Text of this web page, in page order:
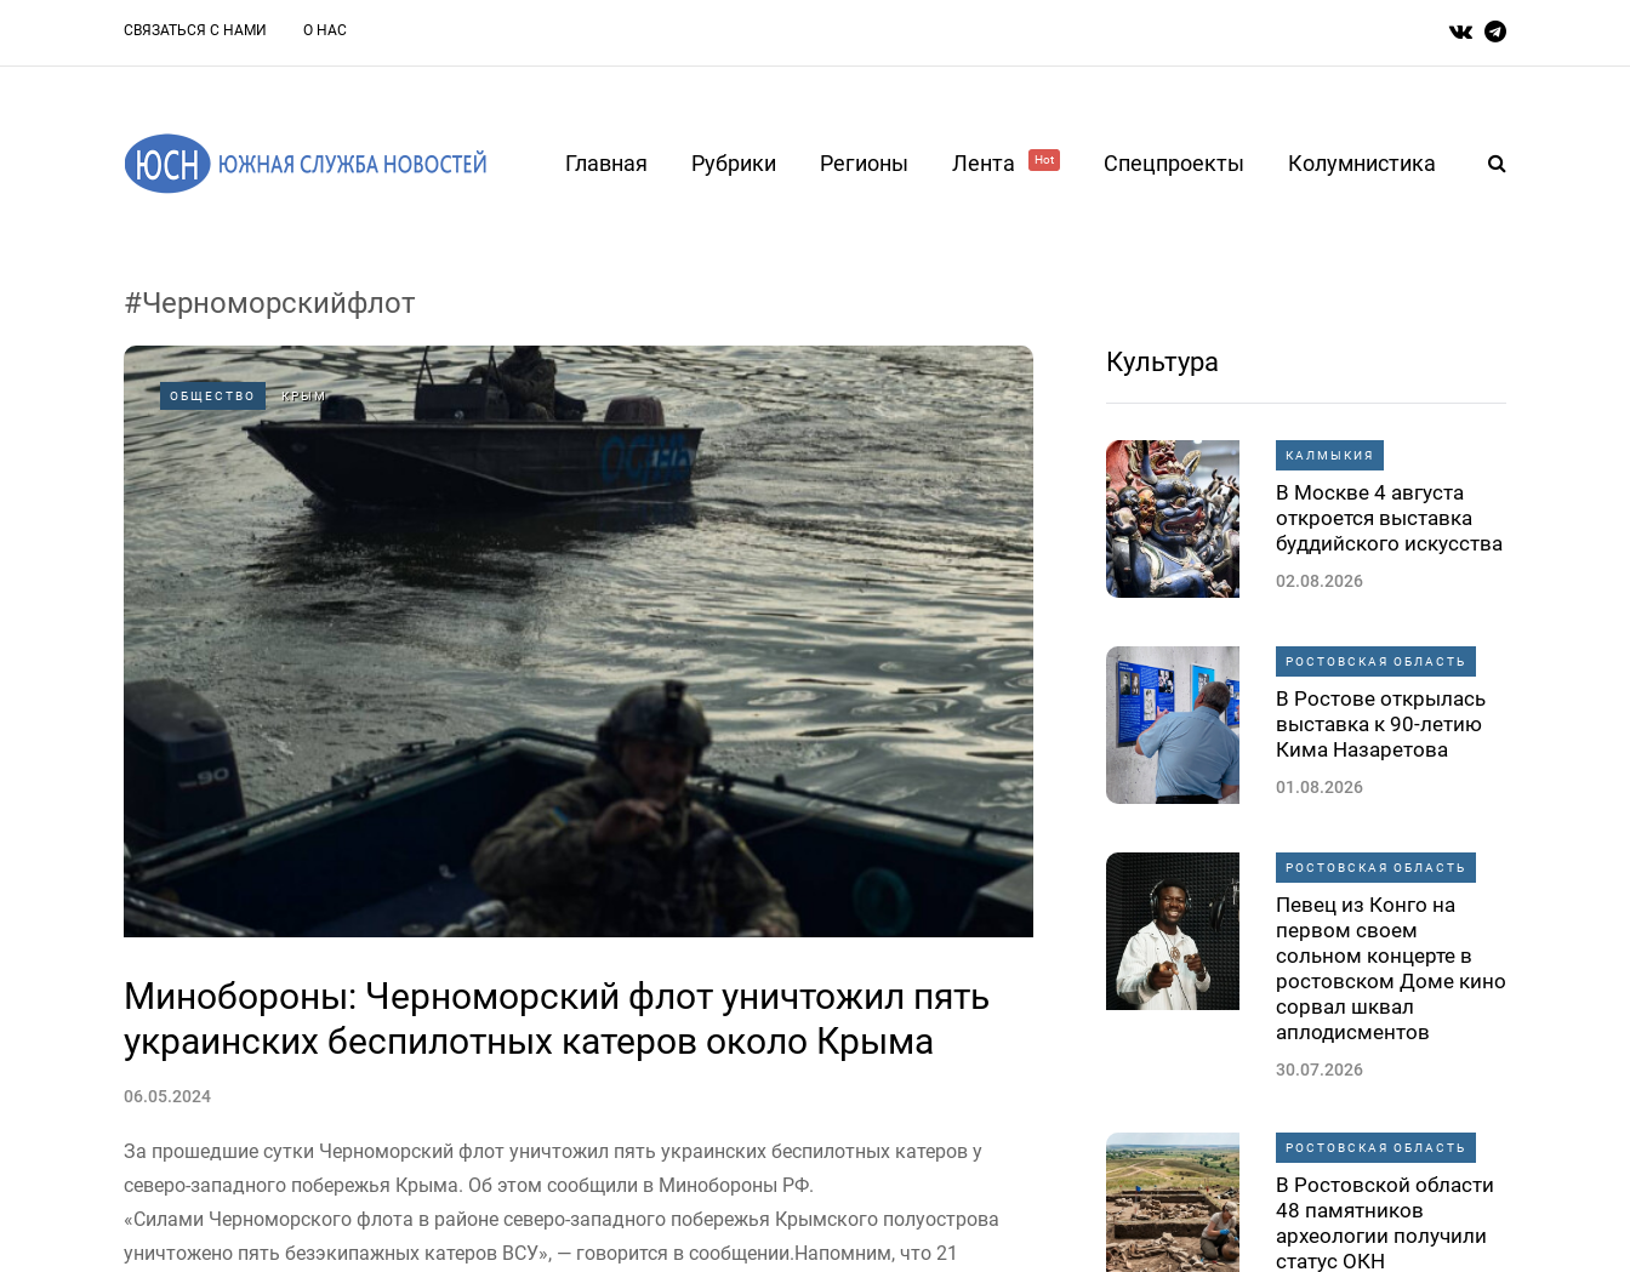
СВЯЗАТЬСЯ С НАМИ О НАС
Главная Рубрики Регионы Лента Hot Спецпроекты Колумнистика
#Черноморскийфлот
ОБЩЕСТВО КРЫМ
Минобороны: Черноморский флот уничтожил пять
украинских беспилотных катеров около Крыма
06.05.2024
За прошедшие сутки Черноморский флот уничтожил пять украинских беспилотных катеров у
северо-западного побережья Крыма. Об этом сообщили в Минобороны РФ.
«Силами Черноморского флота в районе северо-западного побережья Крымского полуострова
уничтожено пять безэкипажных катеров ВСУ», — говорится в сообщении.Напомним, что 21
Культура
КАЛМЫКИЯ
В Москве 4 августа
откроется выставка
буддийского искусства
02.08.2026
РОСТОВСКАЯ ОБЛАСТЬ
В Ростове открылась
выставка к 90-летию
Кима Назаретова
01.08.2026
РОСТОВСКАЯ ОБЛАСТЬ
Певец из Конго на
первом своем
сольном концерте в
ростовском Доме кино
сорвал шквал
аплодисментов
30.07.2026
РОСТОВСКАЯ ОБЛАСТЬ
В Ростовской области
48 памятников
археологии получили
статус ОКН